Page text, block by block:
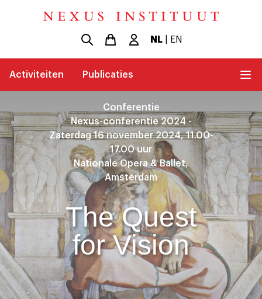
NL| EN
Activiteiten Publicaties
Conferentie
Nexus-conferentie 2024 -
Zaterdag 16 november 2024, 11.00-
17.00 uur
Nationale Opera & Ballet,
Amsterdam
The Quest
for Vision